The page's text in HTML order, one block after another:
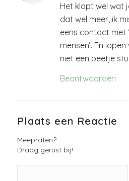
Het klopt wel wat
dat wel meer, ik
eens contact met
mensen’. En
niet een beetje
Beantwoorden
Plaats een Reactie
Meepraten?
Draag gerust bij!